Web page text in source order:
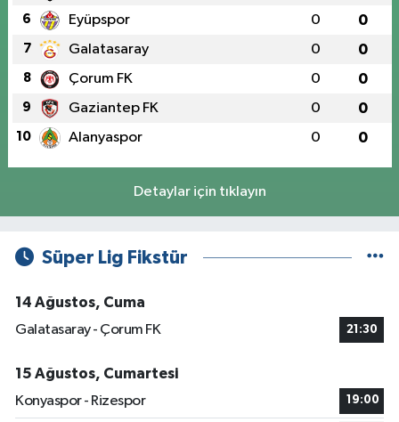
6 Eyüpspor 0 0
7 Galatasaray 0 0
8 Çorum FK 0 0
9 Gaziantep FK 0 0
10 Alanyaspor 0 0
Detaylar için tıklayın
Süper Lig Fikstür
14 Ağustos, Cuma
Galatasaray - Çorum FK
21:30
15 Ağustos, Cumartesi
Konyaspor - Rizespor
19:00